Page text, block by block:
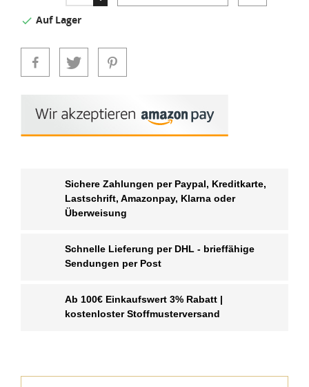
 Auf Lager
Sichere Zahlungen per Paypal, Kreditkarte,
Lastschrift, Amazonpay, Klarna oder
Überweisung
Schnelle Lieferung per DHL - brieffähige
Sendungen per Post
Ab 100€ Einkaufswert 3% Rabatt |
kostenloster Stoffmusterversand